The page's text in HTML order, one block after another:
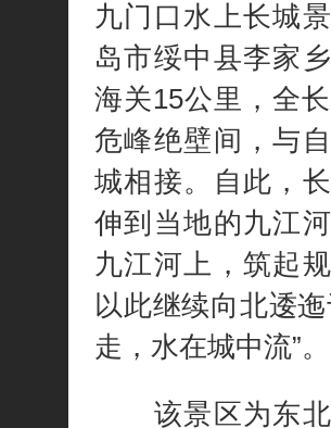
九门口水上长城
岛市绥中县李家
海关15公里，全
危峰绝壁间，与
城相接。自此，
伸到当地的九江
九江河上，筑起
以此继续向北逶
走，水在城中流”。
该景区为东北